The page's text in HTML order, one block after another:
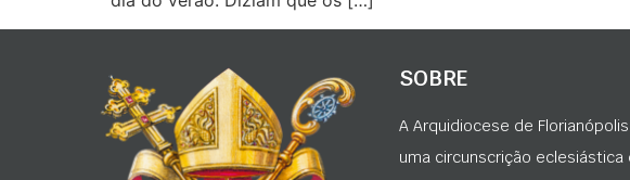
SOBRE
A Arquidiocese de
uma circunscrição eclesiástica